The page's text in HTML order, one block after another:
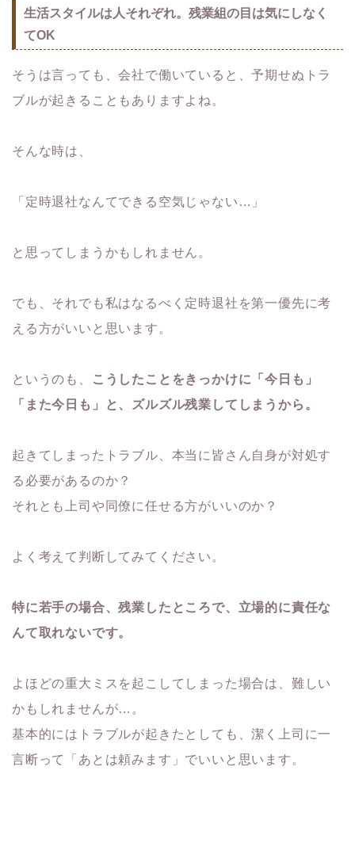
生活スタイルは人それぞれ。残業組の目は気にしなく
てOK
そうは言っても、会社で働いていると、予期せぬトラ
ブルが起きることもありますよね。
そんな時は、
「定時退社なんてできる空気じゃない…」
と思ってしまうかもしれません。
でも、それでも私はなるべく定時退社を第一優先に考
える方がいいと思います。
というのも、
こうしたことをきっかけに「今日も」
「また今日も」と、ズルズル残業してしまうから。
起きてしまったトラブル、本当に皆さん自身が対処す
る必要があるのか？
それとも上司や同僚に任せる方がいいのか？
よく考えて判断してみてください。
特に若手の場合、残業したところで、立場的に責任な
んて取れないです。
よほどの重大ミスを起こしてしまった場合は、難しい
かもしれませんが…。
基本的にはトラブルが起きたとしても、潔く上司に一
言断って「あとは頼みます」でいいと思います。